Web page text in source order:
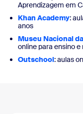
Aprendizagem em
Khan Academy:
anos
Museu Nacional
online para ensino
Outschool: aulas